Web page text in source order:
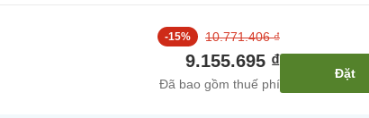
-15% 10.771.406 ₫
9.155.695 ₫
Đã bao gồm thuế phí
Đặt